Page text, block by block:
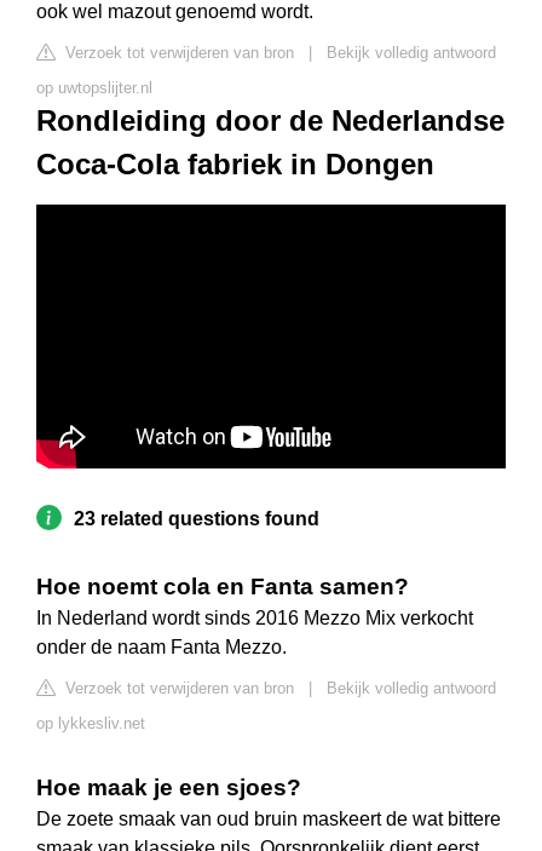
ook wel mazout genoemd wordt.
Verzoek tot verwijderen van bron
Bekijk volledig antwoord
op uwtopslijter.nl
Rondleiding door de Nederlandse
Coca-Cola fabriek in Dongen
23 related questions found
Hoe noemt cola en Fanta samen?
In Nederland wordt sinds 2016 Mezzo Mix verkocht
onder de naam Fanta Mezzo.
Verzoek tot verwijderen van bron
Bekijk volledig antwoord
op lykkesliv.net
Hoe maak je een sjoes?
De zoete smaak van oud bruin maskeert de wat bittere